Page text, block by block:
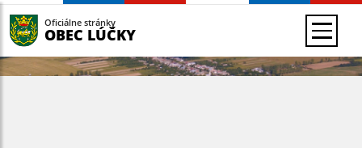
Oficiálne stránky
OBEC LÚČKY